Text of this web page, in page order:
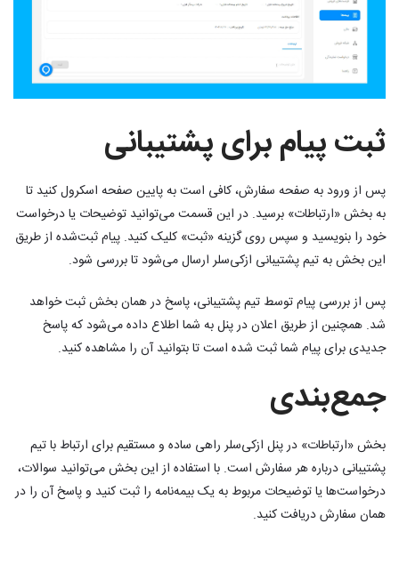
ثبت پیام برای پشتیبانی
پس از ورود به صفحه سفارش، کافی است به پایین صفحه اسکرول کنید تا
به بخش «ارتباطات» برسید. در این قسمت می‌توانید توضیحات یا درخواست
خود را بنویسید و سپس روی گزینه «ثبت» کلیک کنید. پیام ثبت‌شده از طریق
این بخش به تیم پشتیبانی ازکی‌سلر ارسال می‌شود تا بررسی شود.
پس از بررسی پیام توسط تیم پشتیبانی، پاسخ در همان بخش ثبت خواهد
شد. همچنین از طریق اعلان در پنل به شما اطلاع داده می‌شود که پاسخ
جدیدی برای پیام شما ثبت شده است تا بتوانید آن را مشاهده کنید.
جمع‌بندی
بخش «ارتباطات» در پنل ازکی‌سلر راهی ساده و مستقیم برای ارتباط با تیم
پشتیبانی درباره هر سفارش است. با استفاده از این بخش می‌توانید سوالات،
درخواست‌ها یا توضیحات مربوط به یک بیمه‌نامه را ثبت کنید و پاسخ آن را در
همان سفارش دریافت کنید.